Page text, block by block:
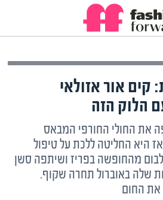
אור אזולאי
הלוק הזה
את החולי החורפי המבאס
היא החליטה ללכת על טיפול
מהחופשה בפריז ושיתפה סשן
שלה באוברול תחרה שקוף.
את החום